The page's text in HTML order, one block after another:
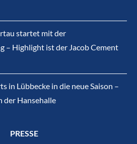
startet mit der
– Highlight ist der Jacob Cement
in Lübbecke in die neue Saison –
der Hansehalle
PRESSE